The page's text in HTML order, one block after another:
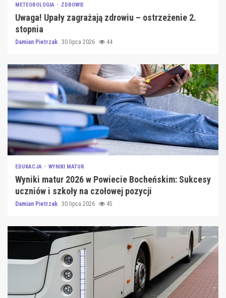
METEOROLOGIA ZDROWIE
Uwaga! Upały zagrażają zdrowiu – ostrzeżenie 2.
stopnia
Damian Pietrzak 30 lipca 2026 44
EDUKACJA WYNIKI MATUR
Wyniki matur 2026 w Powiecie Bocheńskim: Sukcesy
uczniów i szkoły na czołowej pozycji
Damian Pietrzak 30 lipca 2026 45